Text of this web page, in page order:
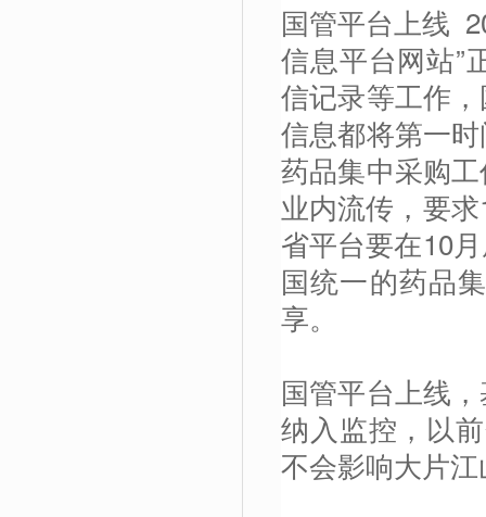
国管平台上线
信息平台网站”
信记录等工作
信息都将第一
药品集中采购
业内流传，要
省平台要在10
国统一的药品
享。
国管平台上线
纳入监控，以
不会影响大片